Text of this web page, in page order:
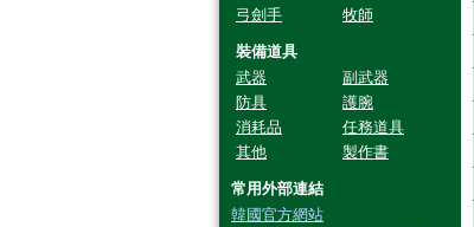
弓劍手
牧師
裝備道具
武器
副武器
防具
護腕
消耗品
任務道具
其他
製作書
常用外部連結
韓國官方網站